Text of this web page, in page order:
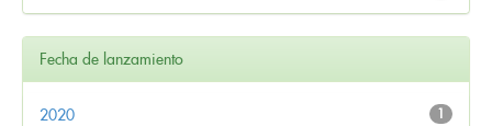
Fecha de lanzamiento
1
2020